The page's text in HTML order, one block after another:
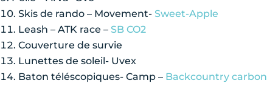
Skis de rando – Movement- Sweet-Apple
Leash – ATK race – SB CO2
Couverture de survie
Lunettes de soleil- Uvex
Baton téléscopiques- Camp – Backcountry carbon